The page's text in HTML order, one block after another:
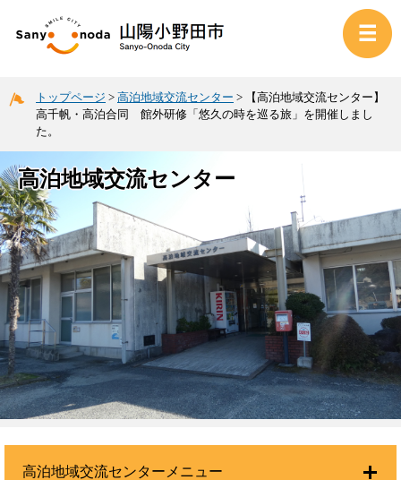
トップページ > 高泊地域交流センター >
【高泊地域交流センター】
高千帆・高泊合同 館外研修「悠久の時を巡る旅」を開催しまし
た。
高泊地域交流センター
高泊地域交流センターメニュー